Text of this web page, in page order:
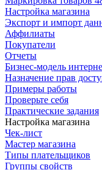
Настройка магазина
Экспорт и импорт
Аффилиаты
Покупатели
Отчеты
Бизнес-модель
Назначение прав
Примеры работы
Проверьте себя
Практические задания
Настройка магазина
Чек-лист
Мастер магазина
Типы плательщиков
Группы свойств